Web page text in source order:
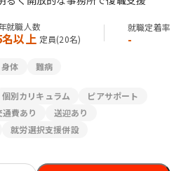
就職人数
以上 定員(20名)
就職定着率
-
身体
難病
個別カリキュラム
ピアサポート
通費あり
送迎あり
就労選択支援併設